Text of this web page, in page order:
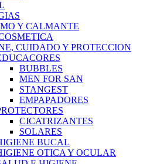
Y CALMANTE
CUIDADO Y PROTECCION
BUBBLES
MEN FOR SAN
STANGEST
EMPAPADORES
CICATRIZANTES
SOLARES
BUCAL
OTICA Y OCULAR